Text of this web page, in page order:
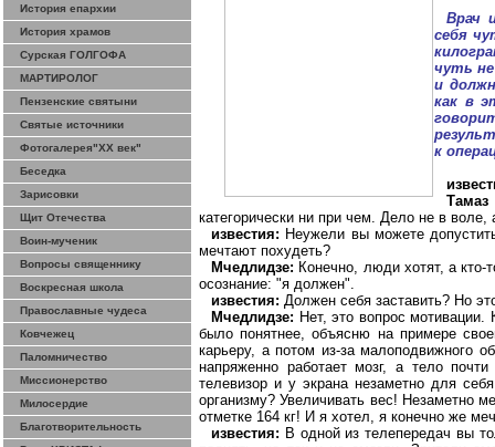
История епархии
История храмов
Сурская ГОЛГОФА
МАРТИРОЛОГ
Пензенские святыни
Святые источники
Фотогалерея"ХХ век"
Беседка
Зарисовки
Щит Отечества
Воин-мученик
Вопросы священнику
Воскресная школа
Православные чудеса
Ковчежец
Паломничество
Миссионерство
Милосердие
Благотворительность
Врач
себя
чуть
и
как в
к
Тамаз
категорически ни при чем. Дело не в воле,
известия: Неужели вы можете
мечтают похудеть?
Мчедлидзе: Конечно, люди хотят, а кто-
осознание: "я должен".
известия:Должен себя заставить? Но
Мчедлидзе: Нет, это вопрос мотивации.
было понятнее, объясню на примере
карьеру, а потом из-за малоподвижного
напряженно работает мозг, а тело
телевизор и у экрана незаметно для
организму? Увеличивать вес! Незаметно
отметке 164 кг! И я хотел, я конечно же
известия: В одной из телепередач вы